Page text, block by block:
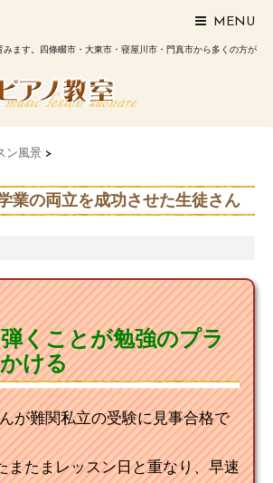
MENU
みます。四條畷市・大東市・寝屋川市・門真市から多くの方が
ン風景 >
業の両立を成功させた生徒さん
くことが勉強のプラ
ける
難関私立の受験に見事合格で
またまレッスン日と重なり、早速